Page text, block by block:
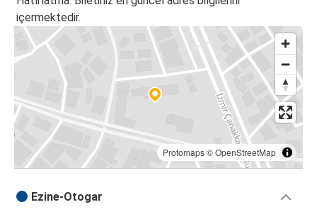
içermektedir.
Protomaps©OpenStreetMap
Ezine-Otogar